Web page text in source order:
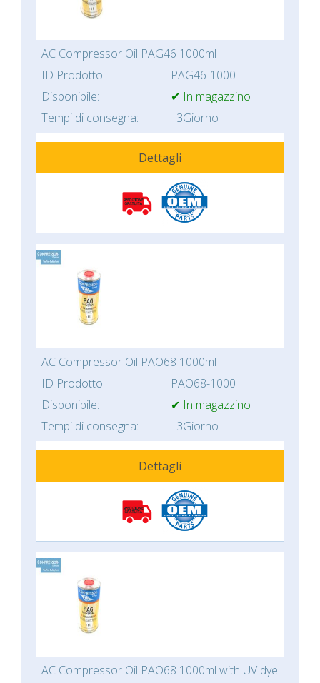
AC Compressor Oil PAG46 1000ml
ID Prodotto:
PAG46-1000
Disponibile:
✔ In magazzino
Tempi di consegna:
3Giorno
Dettagli
AC Compressor Oil PAO68 1000ml
ID Prodotto:
PAO68-1000
Disponibile:
✔ In magazzino
Tempi di consegna:
3Giorno
Dettagli
AC Compressor Oil PAO68 1000ml with UV dye